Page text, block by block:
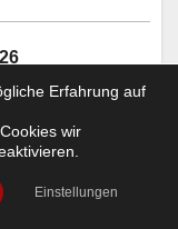
II -
Erfahrung auf
wir
Einstellungen